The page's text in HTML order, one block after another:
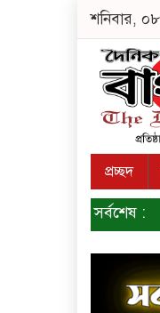
শনিবার,
প্রচ্ছদ
সর্বশেষ :